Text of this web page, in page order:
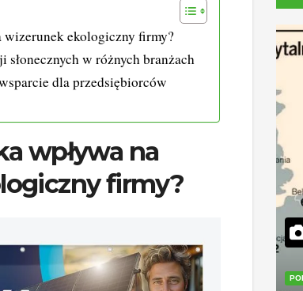
wizerunek ekologiczny firmy?
słonecznych w różnych branżach
dla przedsiębiorców
wpływa na
firmy?